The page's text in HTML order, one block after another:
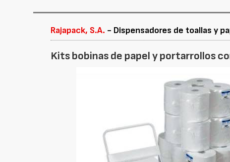
Rajapack, S.A. - Dispensadores de toallas y
Kits bobinas de papel y portarrollos